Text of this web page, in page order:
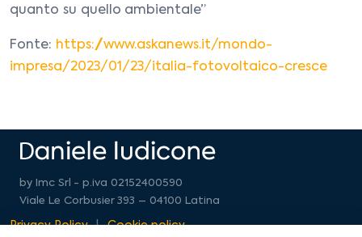
quanto su quello ambientale”
Fonte: https://www.askanews.it/mondo-
impresa/2023/01/23/italia-fotovoltaico-cresce
by Imc Srl - p.iva 02152400590
Viale Le Corbusier 393 – 04100 Latina
Privacy Policy Cookie policy